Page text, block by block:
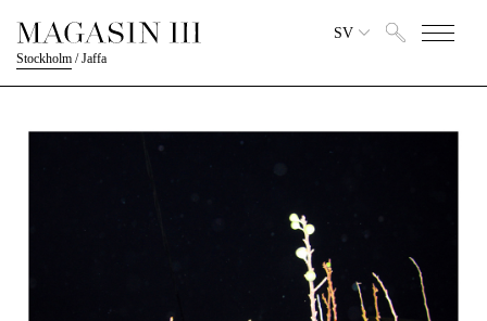
Stockholm /Jaffa
SV